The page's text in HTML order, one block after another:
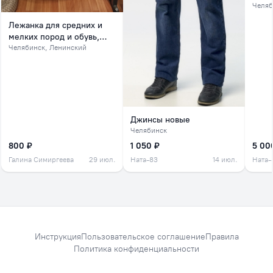
Лежанка для средних и
мелких пород и обувь,
обувь на зиму
Челябинск , Ленинский
800 ₽
Галина Симиргеева 29 июл.
Джинсы новые
Челябинск
1 050 ₽
Ната-83 14 июл.
5
Ната-
ИнструкцияПользовательское соглашениеПравила
Политика конфиденциальности